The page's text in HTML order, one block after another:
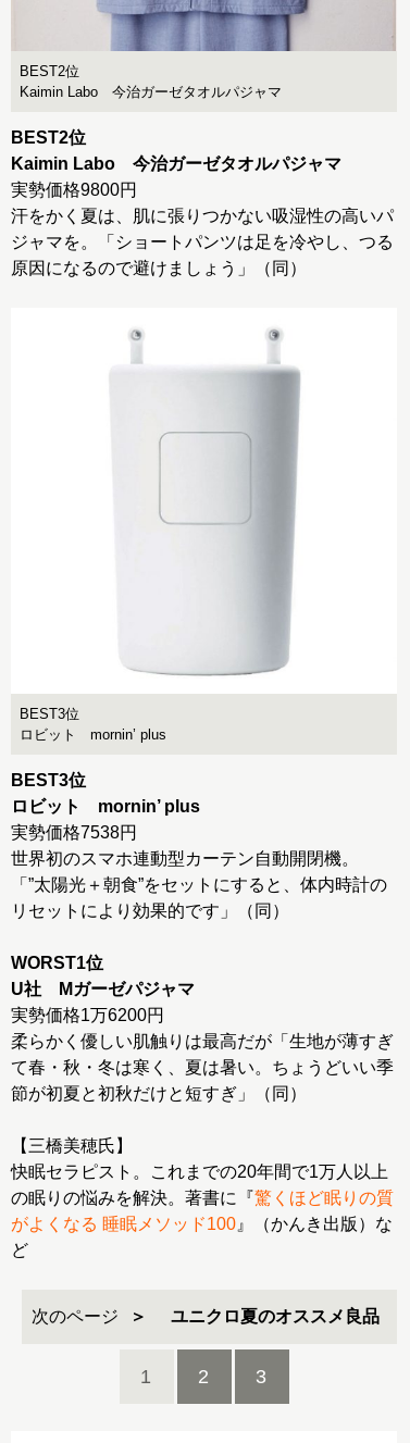
BEST2位
Kaimin Labo 今治ガーゼタオルパジャマ
BEST2位
Kaimin Labo 今治ガーゼタオルパジャマ
実勢価格9800円
汗をかく夏は、肌に張りつかない吸湿性の高いパ
ジャマを。「ショートパンツは足を冷やし、つる
原因になるので避けましょう」（同）
BEST3位
ロビット mornin’ plus
BEST3位
ロビット mornin’ plus
実勢価格7538円
世界初のスマホ連動型カーテン自動開閉機。
「”太陽光＋朝食”をセットにすると、体内時計の
リセットにより効果的です」（同）
WORST1位
U社 Mガーゼパジャマ
実勢価格1万6200円
柔らかく優しい肌触りは最高だが「生地が薄すぎ
て春・秋・冬は寒く、夏は暑い。ちょうどいい季
節が初夏と初秋だけと短すぎ」（同）
【三橋美穂氏】
快眠セラピスト。これまでの20年間で1万人以上
の眠りの悩みを解決。著書に『驚くほど眠りの質
がよくなる 睡眠メソッド100 』（かんき出版）な
ど
次のページ ユニクロ夏のオススメ良品
1 2 3